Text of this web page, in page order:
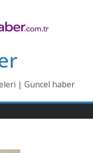
| Güncel haber